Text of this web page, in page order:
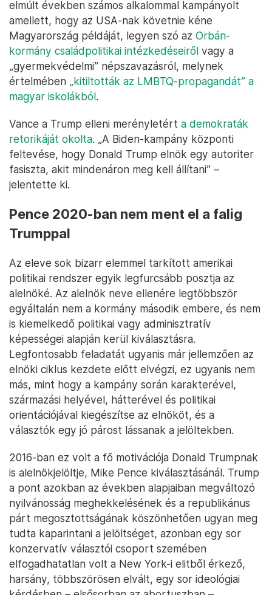
elmúlt években számos alkalommal kampányolt
amellett, hogy az USA-nak követnie kéne
Magyarország példáját, legyen szó az Orbán-
kormány családpolitikai intézkedéseiről vagy a
„gyermekvédelmi” népszavazásról, melynek
értelmében „kitiltották az LMBTQ-propagandát” a
magyar iskolákból.
Vance a Trump elleni merényletért a demokraták
retorikáját okolta. „A Biden-kampány központi
feltevése, hogy Donald Trump elnök egy autoriter
fasiszta, akit mindenáron meg kell állítani” –
jelentette ki.
Pence 2020-ban nem ment el a falig
Trumppal
Az eleve sok bizarr elemmel tarkított amerikai
politikai rendszer egyik legfurcsább posztja az
alelnöké. Az alelnök neve ellenére legtöbbször
egyáltalán nem a kormány második embere, és nem
is kiemelkedő politikai vagy adminisztratív
képességei alapján kerül kiválasztásra.
Legfontosabb feladatát ugyanis már jellemzően az
elnöki ciklus kezdete előtt elvégzi, ez ugyanis nem
más, mint hogy a kampány során karakterével,
származási helyével, hátterével és politikai
orientációjával kiegészítse az elnököt, és a
választók egy jó párost lássanak a jelöltekben.
2016-ban ez volt a fő motivációja Donald Trumpnak
is alelnökjelöltje, Mike Pence kiválasztásánál. Trump
a pont azokban az években alapjaiban megváltozó
nyilvánosság meghekkelésének és a republikánus
párt megosztottságának köszönhetően ugyan meg
tudta kaparintani a jelöltséget, azonban egy sor
konzervatív választói csoport szemében
elfogadhatatlan volt a New York-i elitből érkező,
harsány, többszörösen elvált, egy sor ideológiai